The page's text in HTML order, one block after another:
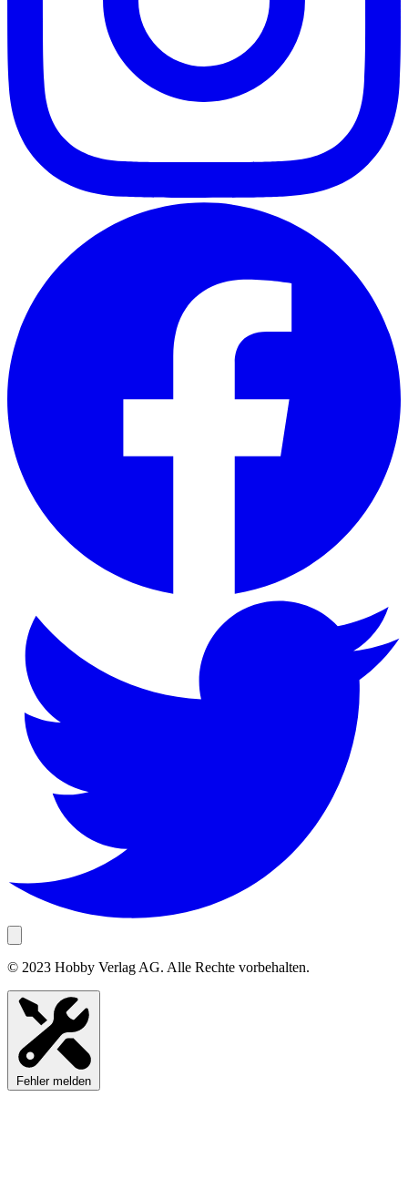
© 2023 Hobby Verlag AG. Alle Rechte vorbehalten.
Fehler melden